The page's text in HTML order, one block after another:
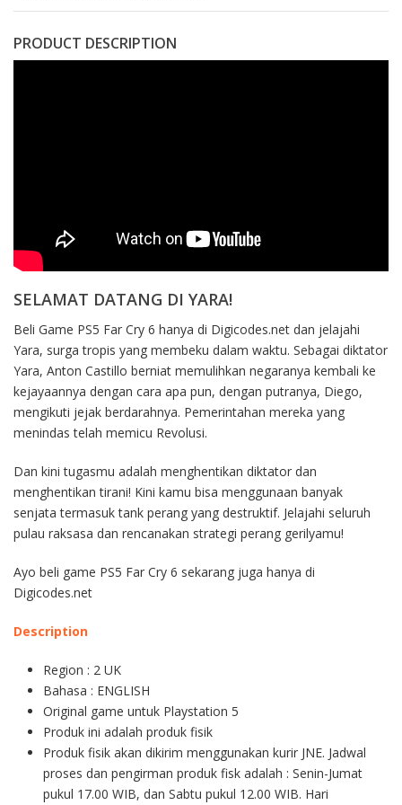
PRODUCT DESCRIPTION
SELAMAT DATANG DI YARA!
Beli Game PS5 Far Cry 6 hanya di Digicodes.net dan jelajahi
Yara, surga tropis yang membeku dalam waktu. Sebagai diktator
Yara, Anton Castillo berniat memulihkan negaranya kembali ke
kejayaannya dengan cara apa pun, dengan putranya, Diego,
mengikuti jejak berdarahnya. Pemerintahan mereka yang
menindas telah memicu Revolusi.
Dan kini tugasmu adalah menghentikan diktator dan
menghentikan tirani! Kini kamu bisa menggunaan banyak
senjata termasuk tank perang yang destruktif. Jelajahi seluruh
pulau raksasa dan rencanakan strategi perang gerilyamu!
Ayo beli game PS5 Far Cry 6 sekarang juga hanya di
Digicodes.net
Description
Region : 2 UK
Bahasa : ENGLISH
Original game untuk Playstation 5
Produk ini adalah produk fisik
Produk fisik akan dikirim menggunakan kurir JNE. Jadwal
proses dan pengirman produk fisk adalah : Senin-Jumat
pukul 17.00 WIB, dan Sabtu pukul 12.00 WIB. Hari